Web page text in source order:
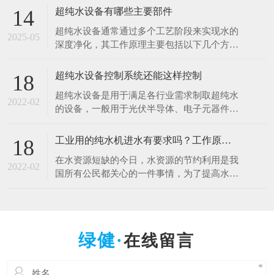
于清洗硅片、光刻、蚀刻等工艺。例如，芯片
制造中，需要使用超纯水将硅片表面的杂质清
洗干净，以确保芯片的性能和良品率。哪怕是
极其微量的杂质，都可能导致芯片电路短路或
14
2025-05
超纯水设备有哪些主要部件
超纯水设备通常通过多个工艺阶段来实现水的
深度净化，其工作原理主要包括以下几个方
等设备，通过不同粒径的石英砂、无烟煤等介
质、悬浮物等，降低水的浊度，保护后续设备
免受颗粒物质的磨损和堵塞。 2.活性炭吸附：
18
2022-02
超纯水设备控制系统还能这样控制
超纯水设备是用于满足各行业需求制取超纯水
的设备，一般用于光伏半导体、电子元器件、
制系统是十分的重要，控制着整一套超纯水设
纯水设备控制系统采用全自动PLC人机界面控
制对水处理系统进行自动监测控制，可进行自
18
2022-02
工业用的纯水机进水有要求吗？工作原理什么？
在水资源短缺的今日，水资源的节约利用是我
国所有公民都关心的一件事情，为了提高水资
备根据进水的原水质以及出水的水质要求不一
在线留言